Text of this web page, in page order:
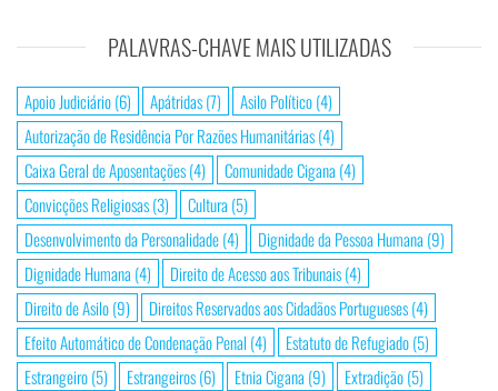
PALAVRAS-CHAVE MAIS UTILIZADAS
Apoio Judiciário(6) Apátridas(7) Asilo Político(4)
Autorização de Residência Por Razões Humanitárias(4)
Caixa Geral de Aposentações(4) Comunidade Cigana (4)
Convicções Religiosas(3) Cultura (5)
Desenvolvimento da Personalidade(4) Dignidade da Pessoa Humana (9)
Dignidade Humana (4) Direito de Acesso aos Tribunais(4)
Direito de Asilo(9) Direitos Reservados aos Cidadãos Portugueses(4)
Efeito Automático de Condenação Penal (4) Estatuto de Refugiado(5)
Estrangeiro(5) Estrangeiros(6) Etnia Cigana (9) Extradição(5)